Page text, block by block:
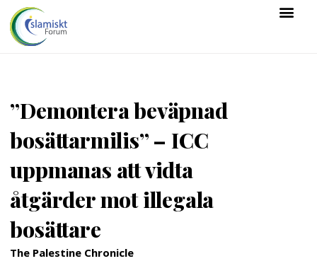
”Demontera beväpnad
bosättarmilis” – ICC
uppmanas att vidta
åtgärder mot illegala
bosättare
The Palestine Chronicle